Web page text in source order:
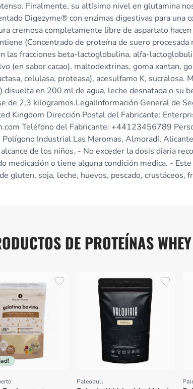
Finalmente, su altísimo nivel en glutamina
Digezyme® con enzimas digestivas para una
cremosa completamente libre de aspartato
(Concentrado de proteína de suero
las fracciones beta-lactoglobulina, alfa-
(en sabor cacao), maltodextrinas, goma xantan,
celulasa, proteasa), acesulfamo K, sucralosa.
en 200 ml de agua, leche desnatada o su
de 2,3 kilogramos.LegalInformación General de
Kingdom Dirección Postal del Fabricante:
Teléfono del Fabricante: +44123456789
Industrial Las Maromas, Almoradí,
de los niños. - No exceder la dosis diaria
medicación o tiene alguna condición médica. -
gluten, soja, leche, huevos, pescado, crustáceos,
DE PROTEÍNAS WHEY
Proveedor:
Paleobull